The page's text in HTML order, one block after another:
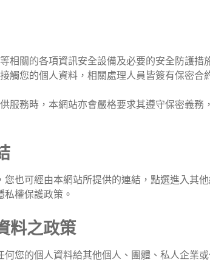
相關的各項資訊安全設備及必要的安全防護
觸您的個人資料，相關處理人員皆簽有保密
服務時，本網站亦會嚴格要求其遵守保密義
也可經由本網站所提供的連結，點選進入其
權保護政策。
料之政策
您的個人資料給其他個人、團體、私人企業